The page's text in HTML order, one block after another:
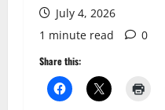
July 4, 2026
1 minute read
0
Share this: